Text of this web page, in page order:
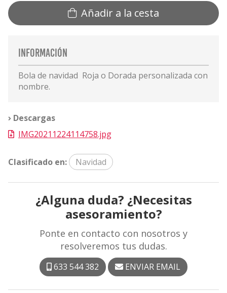
Añadir a la cesta
Información
Bola de navidad Roja o Dorada personalizada con
nombre.
Descargas
IMG20211224114758.jpg
Clasificado en: Navidad
¿Alguna duda? ¿Necesitas
asesoramiento?
Ponte en contacto con nosotros y
resolveremos tus dudas.
633 544 382 ENVIAR EMAIL